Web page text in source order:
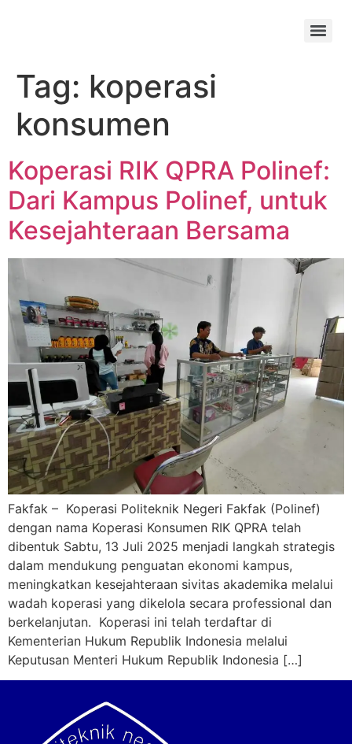
Tag: koperasi
konsumen
Koperasi RIK QPRA Polinef:
Dari Kampus Polinef, untuk
Kesejahteraan Bersama
Fakfak – Koperasi Politeknik Negeri Fakfak (Polinef)
dengan nama Koperasi Konsumen RIK QPRA telah
dibentuk Sabtu, 13 Juli 2025 menjadi langkah strategis
dalam mendukung penguatan ekonomi kampus,
meningkatkan kesejahteraan sivitas akademika melalui
wadah koperasi yang dikelola secara professional dan
berkelanjutan. Koperasi ini telah terdaftar di
Kementerian Hukum Republik Indonesia melalui
Keputusan Menteri Hukum Republik Indonesia […]